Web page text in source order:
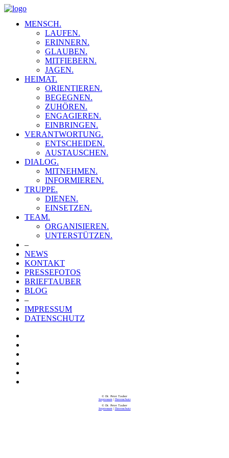
MENSCH.
LAUFEN.
ERINNERN.
GLAUBEN.
MITFIEBERN.
JAGEN.
HEIMAT.
ORIENTIEREN.
BEGEGNEN.
ZUHÖREN.
ENGAGIEREN.
EINBRINGEN.
VERANTWORTUNG.
ENTSCHEIDEN.
AUSTAUSCHEN.
DIALOG.
MITNEHMEN.
INFORMIEREN.
TRUPPE.
DIENEN.
EINSETZEN.
TEAM.
ORGANISIEREN.
UNTERSTÜTZEN.
–
NEWS
KONTAKT
PRESSEFOTOS
BRIEFTAUBER
BLOG
–
IMPRESSUM
DATENSCHUTZ
© Dr. Peter Tauber
Impressum| Datenschutz
© Dr. Peter Tauber
Impressum| Datenschutz